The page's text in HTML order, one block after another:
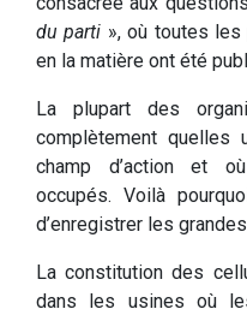
du parti », où toutes
en la matière ont été
La plupart des
complètement quelles
champ d’action et
occupés. Voilà
d’enregistrer les
La constitution des
dans les usines où